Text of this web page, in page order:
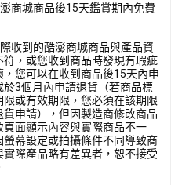
商城商品後15天鑑賞期內免費
收到的酷澎商城商品與產品資
符，或您收到商品時發現有瑕疵
，您可以在收到商品後15天內申
於3個月內申請退貨（若商品標
限或有效期限，您必須在該期限
貨申請），但因製造商修改商品
頁面顯示內容與實際商品不一
螢幕設定或拍攝條件不同導致商
實際產品略有差異者，恕不接受